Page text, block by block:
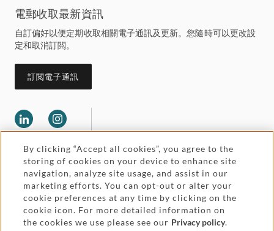
電郵收取最新資訊
自訂偏好以便定期收取相關電子通訊及更新。您隨時可以更改設
定和取消訂閲。
訂閲電子通訊
Legal and regulatory
Pricing
Accessibility
Attorney advertising
By clicking “Accept all cookies”, you agree to the
storing of cookies on your device to enhance site
navigation, analyze site usage, and assist in our
marketing efforts. You can opt-out or alter your
cookie preferences at any time by clicking on the
cookie icon. For more detailed information on
the cookies we use please see our Privacy policy.